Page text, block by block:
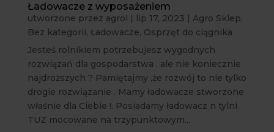
Ładowacze z wyposażeniem
utworzone przez agrol | lip 17, 2023 | Agro Sklep,
Bez kategorii, Ładowacze, Osprzęt do ciągnika
Jesteś rolnikiem potrzebujesz wygodnych
rozwiązań dla gospodarstwa , ale nie koniecznie
najdroższych ? Pamiętajmy ,że rozwój to nie tylko
drogie rozwiązanie . Mamy ładowacze stworzone
właśnie dla Ciebie !. Posiadamy ładowacz n tylni
TUZ mocowane na trzypunktowym...